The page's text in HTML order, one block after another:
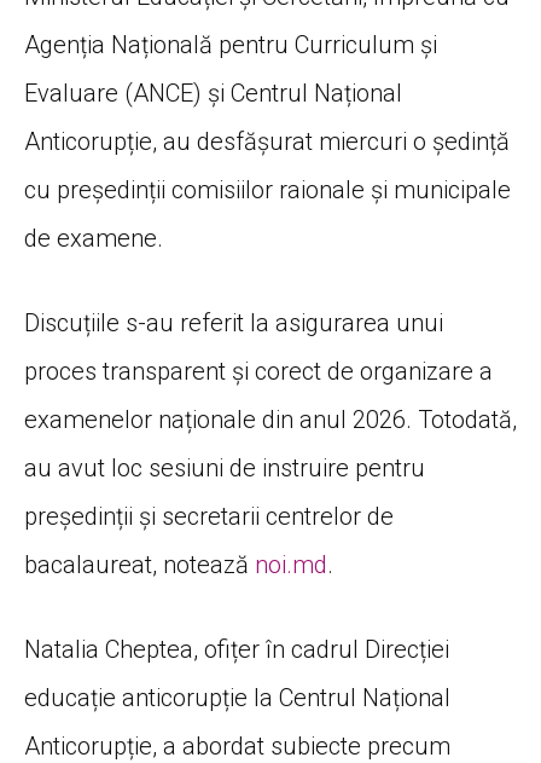
Agenția Națională pentru Curriculum și
Evaluare (ANCE) și Centrul Național
Anticorupție, au desfășurat miercuri o ședință
cu președinții comisiilor raionale și municipale
de examene.
Discuțiile s-au referit la asigurarea unui
proces transparent și corect de organizare a
examenelor naționale din anul 2026. Totodată,
au avut loc sesiuni de instruire pentru
președinții și secretarii centrelor de
bacalaureat, notează noi.md.
Natalia Cheptea, ofițer în cadrul Direcției
educație anticorupție la Centrul Național
Anticorupție, a abordat subiecte precum